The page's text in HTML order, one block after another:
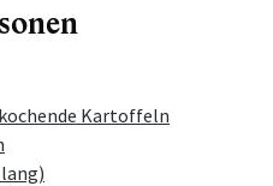
Kartoffeln